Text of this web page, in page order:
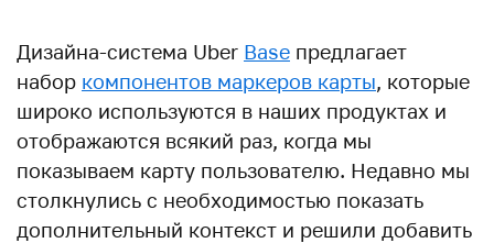
Дизайна-cистема Uber Base предлагает
набор компонентов маркеров карты, которые
широко используются в наших продуктах и ​​
отображаются всякий раз, когда мы
показываем карту пользователю. Недавно мы
столкнулись с необходимостью показать
дополнительный контекст и решили добавить